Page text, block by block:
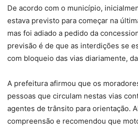
De acordo com o município,
estava previsto para começar na
mas foi adiado a pedido da
previsão é de que as interdições se
com bloqueio das vias diariamente,
A prefeitura afirmou que os
pessoas que circulam nestas vias
agentes de trânsito para orientação.
compreensão e recomendou que